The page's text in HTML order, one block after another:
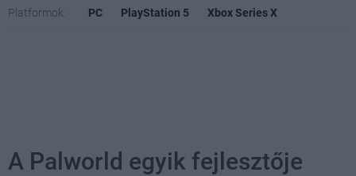
Platformok: PC PlayStation 5 Xbox Series X
A Palworld egyik fejlesztője